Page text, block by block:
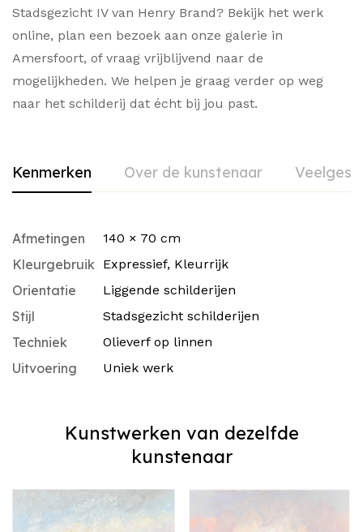
Stadsgezicht IV van Henry Brand? Bekijk het werk
online, plan een bezoek aan onze galerie in
Amersfoort, of vraag vrijblijvend naar de
mogelijkheden. We helpen je graag verder op weg
naar het schilderij dat écht bij jou past.
Kenmerken Over de kunstenaar
Afmetingen 140 × 70 cm
Kleurgebruik Expressief, Kleurrijk
Orientatie Liggende schilderijen
Stijl Stadsgezicht schilderijen
Techniek Olieverf op linnen
Uitvoering Uniek werk
Kunstwerken van dezelfde
kunstenaar